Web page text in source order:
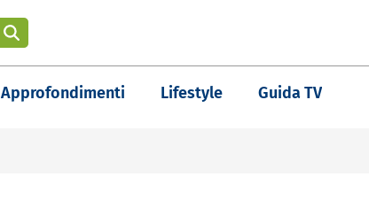
Approfondimenti Lifestyle Guida TV